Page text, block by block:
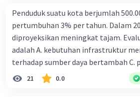
ceteris paribus maka .... a.
bentuk kurva jumlah uang beredar
dari kiri bawah ke kanan atas b.
mana bentuk kurva jumlah uang
uang) naik dari kiri bawah ke kanan
meningkat di mana bentuk kurva
Penduduk suatu kota berjumlah
pertumbuhan 3% per tahun. Dalam
diproyeksikan meningkat tajam.
adalah A. kebutuhan infrastruktur
terhadap sumber daya bertambah C.
eksponensial berdampak jangka
memengaruhi tata ruang E.
21 0.0